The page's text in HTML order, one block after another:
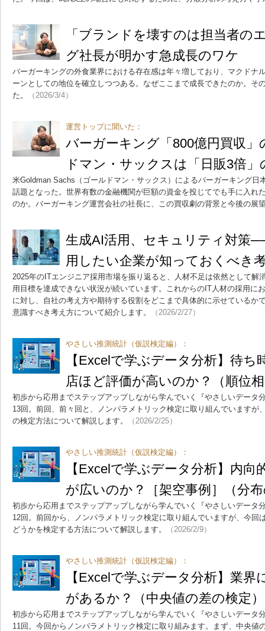
「ブランドを壊すのは担当者
グ社長が明かす急成長のワケ
バーガーキングの外食業界における存在感は年々増しており、マクドナ
ーンとしての地位を確立しつつある。なぜここまで成長できたのか。そ
た。
（2026/3/4）
運営トップに聞いた：
バーガーキング「800億円買収
ドマン・サックスは「日販3倍
米Goldman Sachs（ゴールドマン・サックス）によるバーガーキング日
話題となった。世界有数の金融機関が巨額の資金を投じてでも手に入れ
のか。バーガーキング運営会社の社長に、この買収劇の背景と今後の展
生成AI活用、セキュリティ対策
用したい企業が知っておくべき
2025年のITエンジニア採用市場を振り返ると、人材不足は依然として解
用目標を達成できない状況が続いています。これからのIT人材の採用に
に対し、自社の考え方や期待する役割をどこまで具体的に示せているか
意識すべき考え方について紹介します。
（2026/2/27）
やさしい推測統計（仮説検定編）：
【Excelで学ぶデータ分析】待
店ほど評価が高いのか？（順位
初歩から応用までステップアップしながら学んでいく『やさしいデータ
13回。前回、前々回と、ノンパラメトリック検定に取り組んでいますが
の検定方法について解説します。
（2026/2/25）
やさしい推測統計（仮説検定編）：
【Excelで学ぶデータ分析】内向
が広いのか？［架空事例］（分
初歩から応用までステップアップしながら学んでいく『やさしいデータ
12回。前回から、ノンパラメトリック検定に取り組んでいますが、今回
どうかを検定する方法について解説します。
（2026/2/9）
やさしい推測統計（仮説検定編）：
【Excelで学ぶデータ分析】業
があるか？（中央値の差の検定）
初歩から応用までステップアップしながら学んでいく『やさしいデータ
11回。今回からノンパラメトリック検定に取り組みます。まず、中央値